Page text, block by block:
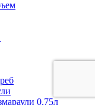
0,75л